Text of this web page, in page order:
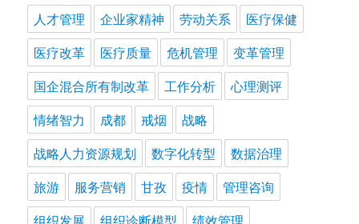
人才管理
企业家精神 劳动关系
医疗保健
医疗改革
医疗质量 危机管理
变革管理
国企混合所有制改革
工作分析
心理测评
情绪智力
成都 戒烟
战略
战略人力资源规划
数字化转型
数据治理
旅游
服务营销 甘孜 疫情
管理咨询